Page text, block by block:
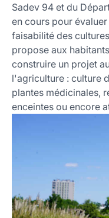
Sadev 94 et du
en cours pour
faisabilité des
propose aux
construire un projet
l'agriculture : culture
plantes médicinales,
enceintes ou encore